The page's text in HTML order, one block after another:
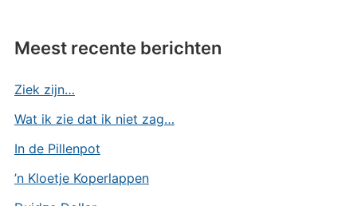
Meest recente berichten
Ziek zijn…
Wat ik zie dat ik niet zag…
In de Pillenpot
’n Kloetje Koperlappen